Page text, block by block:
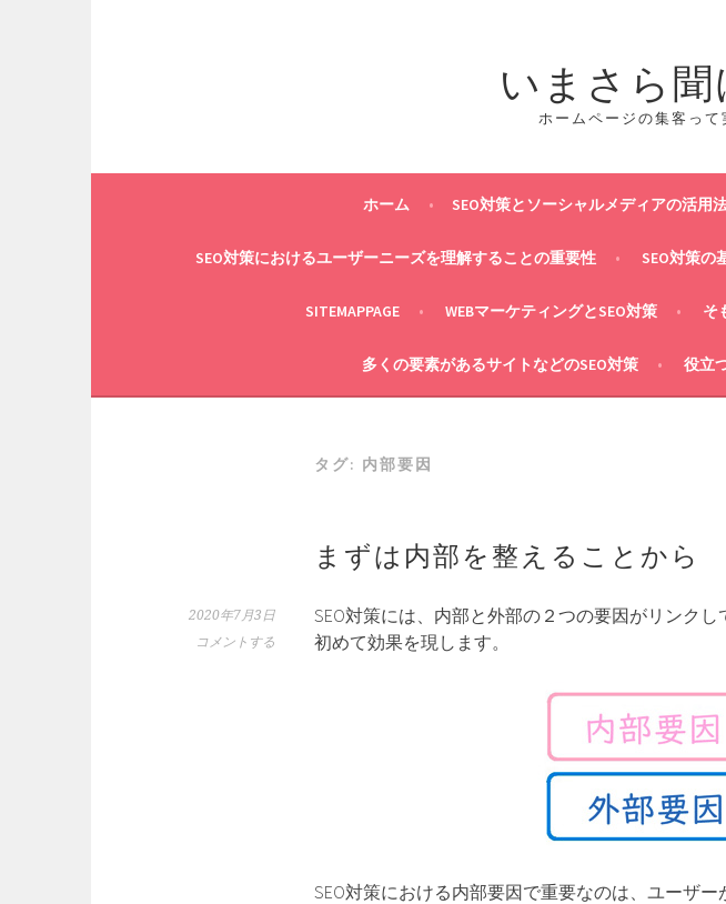
ス
いまさら聞
ホームページの集客っ
ホーム SEO対策とソーシャルメディアの活用
SEO対策におけるユーザーニーズを理解することの重要性 SEO対策の
SITEMAPPAGE WEBマーケティングとSEO対策 そ
多くの要素があるサイトなどのSEO対策 役立
タグ: 内部要因
まずは内部を整えることから
2020年7月3日
コメントする
SEO対策には、内部と外部の２つの要因がリンクし
初めて効果を現します。
SEO対策における内部要因で重要なのは、ユーザー